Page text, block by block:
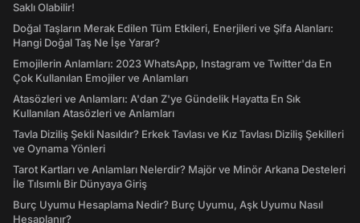
Saklı Olabilir!
Doğal Taşların Merak Edilen Tüm Etkileri, Enerjileri ve Şifa Alanları:
Hangi Doğal Taş Ne İşe Yarar?
Emojilerin Anlamları: 2023 WhatsApp, Instagram ve Twitter'da En
Çok Kullanılan Emojiler ve Anlamları
Atasözleri ve Anlamları: A'dan Z'ye Gündelik Hayatta En Sık
Kullanılan Atasözleri ve Anlamları
Tavla Diziliş Şekli Nasıldır? Erkek Tavlası ve Kız Tavlası Diziliş Şekilleri
ve Oynama Yönleri
Tarot Kartları ve Anlamları Nelerdir? Majör ve Minör Arkana Desteleri
İle Tılsımlı Bir Dünyaya Giriş
Burç Uyumu Hesaplama Nedir? Burç Uyumu, Aşk Uyumu Nasıl
Hesaplanır?